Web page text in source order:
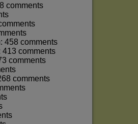
comments
458 comments
comments
comments
comments